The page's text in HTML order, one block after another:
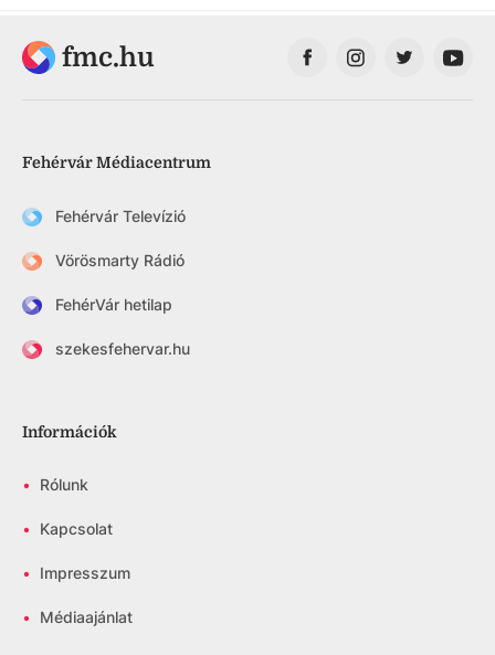
fmc.hu
Fehérvár Médiacentrum
Fehérvár Televízió
Vörösmarty Rádió
FehérVár hetilap
szekesfehervar.hu
Információk
• Rólunk
• Kapcsolat
• Impresszum
• Médiaajánlat